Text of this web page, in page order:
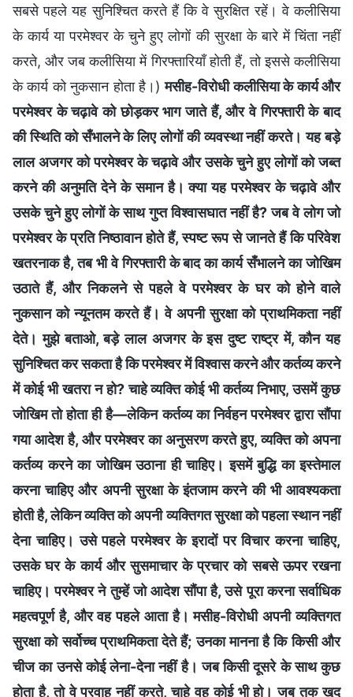
सबसे पहले यह सुनिश्चित करते हैं कि वे सुरक्षित रहें। वे कलीसिया
के कार्य या परमेश्वर के चुने हुए लोगों की सुरक्षा के बारे में चिंता नहीं
करते, और जब कलीसिया में गिरफ्तारियाँ होती हैं, तो इससे कलीसिया
के कार्य को नुकसान होता है।)मसीह-विरोधी कलीसिया के कार्य और
परमेश्वर के चढ़ावे को छोड़कर भाग जाते हैं, और वे गिरफ्तारी के बाद
की स्थिति को सँभालने के लिए लोगों की व्यवस्था नहीं करते। यह बड़े
लाल अजगर को परमेश्वर के चढ़ावे और उसके चुने हुए लोगों को जब्त
करने की अनुमति देने के समान है। क्या यह परमेश्वर के चढ़ावे और
उसके चुने हुए लोगों के साथ गुप्त विश्वासघात नहीं है? जब वे लोग जो
परमेश्वर के प्रति निष्ठावान होते हैं, स्पष्ट रूप से जानते हैं कि परिवेश
खतरनाक है, तब भी वे गिरफ्तारी के बाद का कार्य सँभालने का जोखिम
उठाते हैं, और निकलने से पहले वे परमेश्वर के घर को होने वाले
नुकसान को न्यूनतम करते हैं। वे अपनी सुरक्षा को प्राथमिकता नहीं
देते। मुझे बताओ, बड़े लाल अजगर के इस दुष्ट राष्ट्र में, कौन यह
सुनिश्चित कर सकता है कि परमेश्वर में विश्वास करने और कर्तव्य करने
में कोई भी खतरा न हो? चाहे व्यक्ति कोई भी कर्तव्य निभाए, उसमें कुछ
जोखिम तो होता ही है—लेकिन कर्तव्य का निर्वहन परमेश्वर द्वारा सौंपा
गया आदेश है, और परमेश्वर का अनुसरण करते हुए, व्यक्ति को अपना
कर्तव्य करने का जोखिम उठाना ही चाहिए। इसमें बुद्धि का इस्तेमाल
करना चाहिए और अपनी सुरक्षा के इंतजाम करने की भी आवश्यकता
होती है, लेकिन व्यक्ति को अपनी व्यक्तिगत सुरक्षा को पहला स्थान नहीं
देना चाहिए। उसे पहले परमेश्वर के इरादों पर विचार करना चाहिए,
उसके घर के कार्य और सुसमाचार के प्रचार को सबसे ऊपर रखना
चाहिए। परमेश्वर ने तुम्हें जो आदेश सौंपा है, उसे पूरा करना सर्वाधिक
महत्वपूर्ण है, और वह पहले आता है। मसीह-विरोधी अपनी व्यक्तिगत
सुरक्षा को सर्वोच्च प्राथमिकता देते हैं; उनका मानना है कि किसी और
चीज का उनसे कोई लेना-देना नहीं है। जब किसी दूसरे के साथ कुछ
होता है, तो वे परवाह नहीं करते, चाहे वह कोई भी हो। जब तक खुद